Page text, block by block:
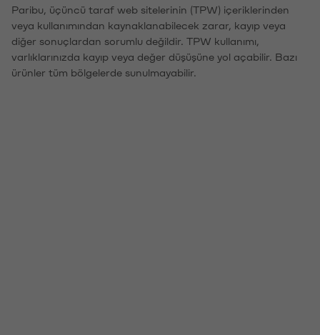
Paribu, üçüncü taraf web sitelerinin (TPW) içeriklerinden
veya kullanımından kaynaklanabilecek zarar, kayıp veya
diğer sonuçlardan sorumlu değildir. TPW kullanımı,
varlıklarınızda kayıp veya değer düşüşüne yol açabilir. Bazı
ürünler tüm bölgelerde sunulmayabilir.